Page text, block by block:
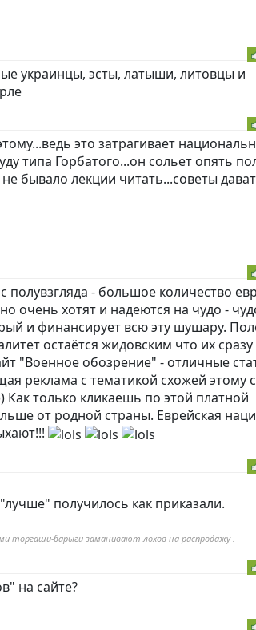
украинцы, эсты, латыши, литовцы и
это затрагивает
типа Горбатого...он сольет опять
бывало лекции читать...советы
полувзгляда - большое количество
очень хотят и надеются на чудо -
и финансирует всю эту шушару.
остаётся жидовским что их сразу
"Военное обозрение" - отличные
реклама с тематикой схожей этому
Как только кликаешь по этой платной
от родной страны. Еврейская
получилось как приказали.
торгаши-барыги заманивают лохов на распродажу .
на сайте?